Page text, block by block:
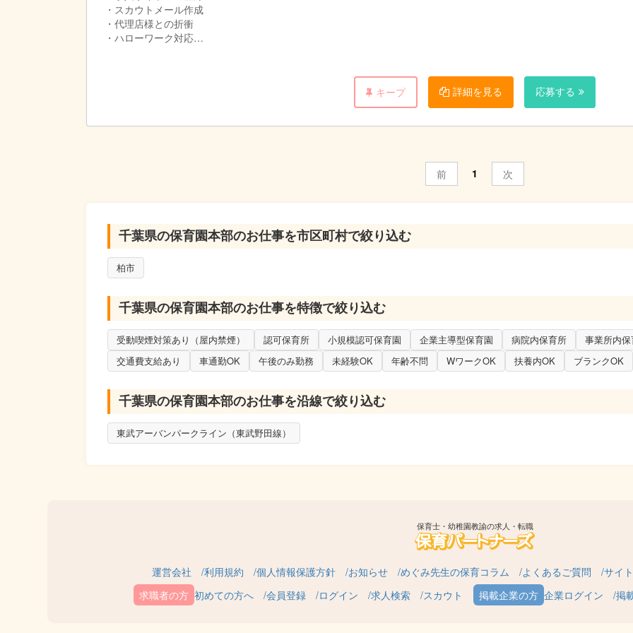
・スカウトメール作成
・代理店様との折衝
・ハローワーク対応
・担当園を可能な範囲で３～８園持っていただき、シフト管理と調整を行います。
・可能な方は、担当園に出張して、希望回数（月２・５・８・１１・１４回より選択）保育のヘルプを行って頂きます
・担当園を可能な範囲で５～１０園持っていただき、シフト管理と調整を行います。
・慣れてきましたら、園長先生や主任先生からの人事に関する相談窓口として、ご対応をお願いします。
・園に一番近い部署となります。
・可能な方は、担当園に出張して、希望回数（月０・２・５・８・１１回より選択）保育のヘルプを行って頂きます。※
ExcelやAccessを多く使います。DX化を図る予定がありますので、ITに詳しい方のご応募大歓迎です。
・担当園を可能な範囲で１～５園持っていただき、保育士さんのシフト管理と調整を行います。
・入力量が多いです。Excelを多く使います。
・慣れて来ましたら、保育士さん方からの電話やメールでのご相談対応もお願いします。
・可能な方は、担当園に出張して、希望回数（月５・８・１１・１４・１７回より選択）保育のヘルプを行って頂き
PCに慣れていらっしゃる方でしたら、初めての正社員さんとなられる方も、大歓迎！
ゆくゆくは主任、課長として活躍していただける方、大歓迎です。
キープ 詳細を見る 応募する
前 1 次
千葉県の保育園本部のお仕事を市区町村で絞り込む
柏市
千葉県の保育園本部のお仕事を特徴で絞り込む
受動喫煙対策あり（屋内禁煙） 認可保育所 小規模認可保育園 企業主導型保育園 病院内保育所 事業所内
交通費支給あり
車通勤OK 午後のみ勤務 未経験OK 年齢不問 WワークOK 扶養内OK ブランクOK
千葉県の保育園本部のお仕事を沿線で絞り込む
東武アーバンパークライン（東武野田線）
保育士・幼稚園教諭の求人・転職
運営会社 利用規約 個人情報保護方針 お知らせ めぐみ先生の保育コラム よくあるご質問 サイ
初めての方へ
会員登録 ログイン 求人検索 スカウト 企業ログイン 掲